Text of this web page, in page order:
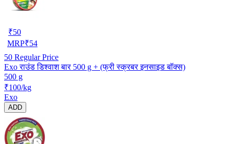
₹50
MRP₹54
50 Regular Price
Exo राउंड डिश्वाश बार 500 g + (फ्री स्क्रबर इनसाइड बॉक्स)
500 g
₹100/kg
Exo
ADD